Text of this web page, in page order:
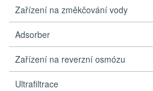
Zařízení na změkčování vody
Adsorber
Zařízení na reverzní osmózu
Ultrafiltrace